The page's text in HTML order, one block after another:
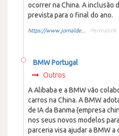
ocorrer na China. A inclusão
prevista para o final do ano.
https://www.jornalde... Permalink
BMW Portugal
Outros
A Alibaba e a BMW vão
carros na China. A BMW
de IA da Banma (empresa
nos seus novos modelos
parceria visa ajudar a BMW a